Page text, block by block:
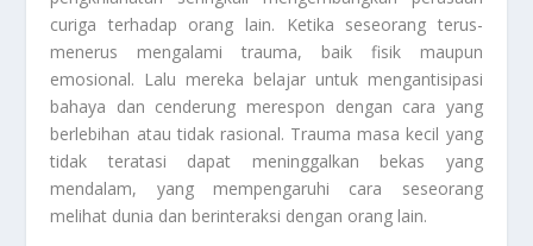
curiga terhadap orang lain. Ketika seseorang terus-
menerus mengalami trauma, baik fisik maupun
emosional. Lalu mereka belajar untuk mengantisipasi
bahaya dan cenderung merespon dengan cara yang
berlebihan atau tidak rasional. Trauma masa kecil yang
tidak teratasi dapat meninggalkan bekas yang
mendalam, yang mempengaruhi cara seseorang
melihat dunia dan berinteraksi dengan orang lain.